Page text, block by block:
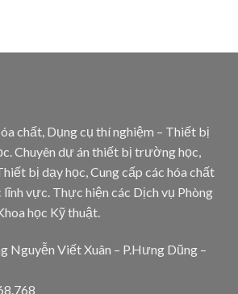
chất, Dụng cụ thí nghiệm – Thiết bị
Chuyên dự án thiết bị trường học,
bị dạy học, Cung cấp các hóa chất
vực. Thực hiện các Dịch vụ Phòng
học Kỹ thuật.
Nguyễn Viết Xuân – P.Hưng Dũng –